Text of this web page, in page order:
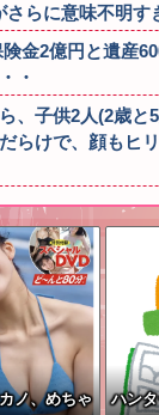
らに意味不明す
険金2億円と遺産
・
、子供2人(2歳
だらけで、顔も
ノ、めちゃ
ハン